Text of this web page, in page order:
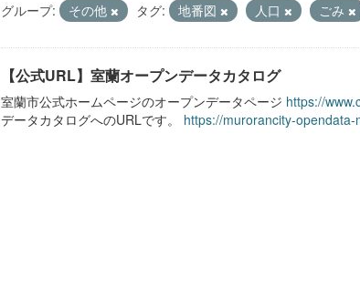
グループ: その他 タグ: 地番図 人口 ごみ
【公式URL】室蘭オープンデータカタログ
室蘭市公式ホームページのオープンデータページ https://
データカタログへのURLです。 https://murorancity-